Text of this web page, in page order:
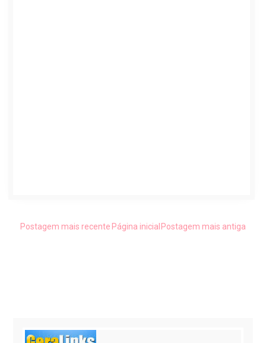
Postagem mais recente Postagem mais antiga
Página inicial